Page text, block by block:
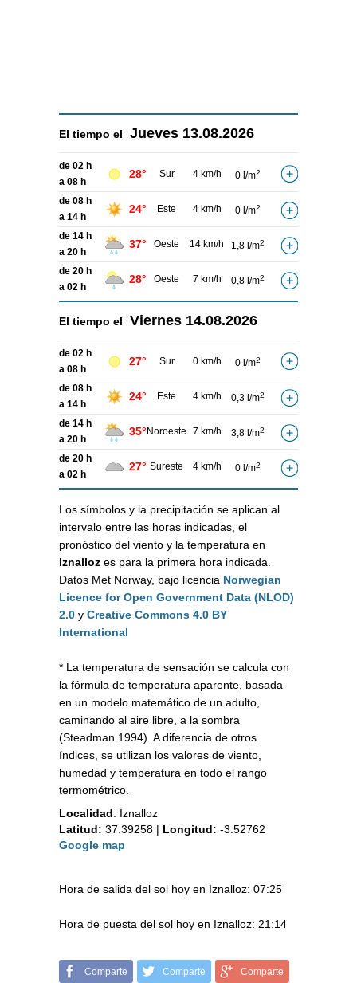
El tiempo el Jueves 13.08.2026
de 02 h
a 08 h
28° Sur 4 km/h 0 l/m2
de 08 h
a 14 h
24° Este 4 km/h 0 l/m2
de 14 h
a 20 h
37° Oeste 14 km/h 1,8 l/m2
de 20 h
a 02 h
28° Oeste 7 km/h 0,8 l/m2
El tiempo el Viernes 14.08.2026
de 02 h
a 08 h
27° Sur 0 km/h 0 l/m2
de 08 h
a 14 h
24° Este 4 km/h 0,3 l/m2
de 14 h
a 20 h
35° Noroeste 7 km/h 3,8 l/m2
de 20 h
a 02 h
27° Sureste 4 km/h 0 l/m2
Los símbolos y la precipitación se aplican al
intervalo entre las horas indicadas, el
pronóstico del viento y la temperatura en
Iznalloz es para la primera hora indicada.
Datos Met Norway, bajo licencia Norwegian
Licence for Open Government Data (NLOD)
2.0 y Creative Commons 4.0 BY
International
* La temperatura de sensación se calcula con
la fórmula de temperatura aparente, basada
en un modelo matemático de un adulto,
caminando al aire libre, a la sombra
(Steadman 1994). A diferencia de otros
índices, se utilizan los valores de viento,
humedad y temperatura en todo el rango
termométrico.
Localidad: Iznalloz
Latitud: 37.39258 | Longitud: -3.52762
Google map
Hora de salida del sol hoy en Iznalloz: 07:25
Hora de puesta del sol hoy en Iznalloz: 21:14
Comparte Comparte Comparte